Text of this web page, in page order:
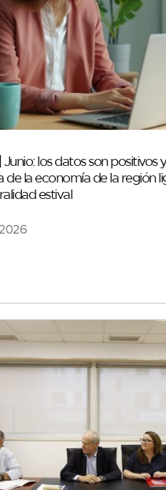
Junio: los datos son positivos
de la economía de la región
estival